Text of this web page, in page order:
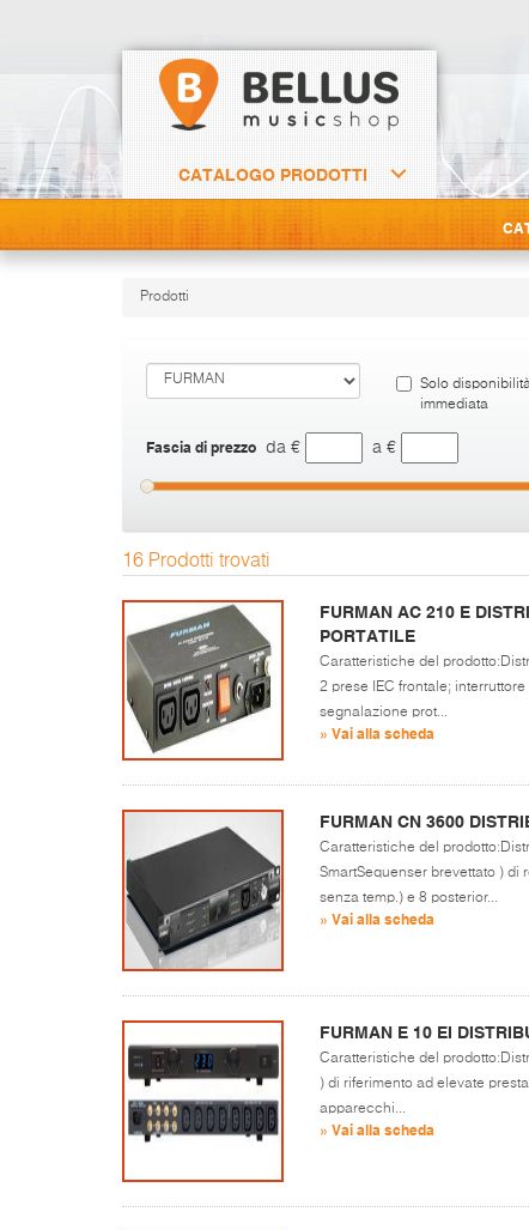
CATALOGO PRODOTTI
Prodotti
Solo
immediata
Fascia di prezzo da € a €
16 Prodotti trovati
FURMAN AC 210 E
PORTATILE
Caratteristiche del
2 prese IEC frontale;
segnalazione prot...
» Vai alla scheda
FURMAN CN 3600
Caratteristiche del
SmartSequenser brevettato ) di
senza temp.) e 8 posterior...
» Vai alla scheda
FURMAN E 10 EI
Caratteristiche del
) di riferimento ad elevate
apparecchi...
» Vai alla scheda